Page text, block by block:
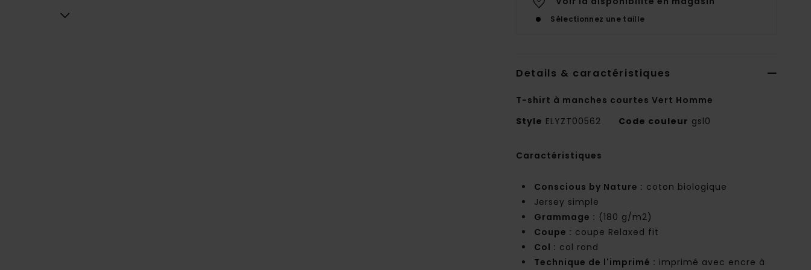
Sélectionnez une taille
Details & caractéristiques
T-shirt à manches courtes Vert Homme
Style ELYZT00562 Code couleur gsl0
Caractéristiques
Conscious by Nature : coton biologique
Jersey simple
Grammage : (180 g/m2)
Coupe : coupe Relaxed fit
Col : col rond
Technique de l'imprimé : imprimé avec encre à